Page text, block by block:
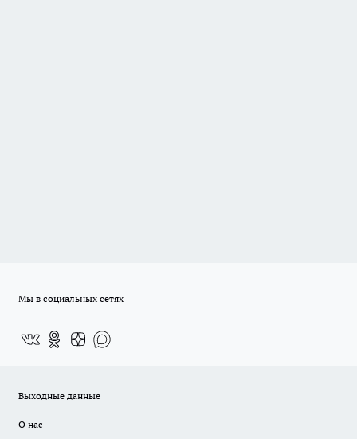
Мы в социальных сетях
Выходные данные
О нас